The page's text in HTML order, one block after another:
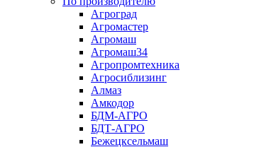
Агроград
Агромастер
Агромаш
Агромаш34
Агропромтехника
Агросиблизинг
Алмаз
Амкодор
БДМ-АГРО
БДТ-АГРО
Бежецксельмаш